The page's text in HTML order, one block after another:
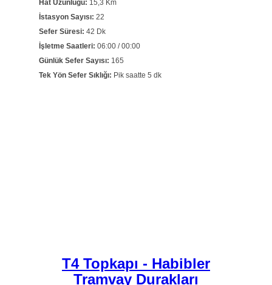
Hat Uzunluğu: 15,3 Km
İstasyon Sayısı: 22
Sefer Süresi: 42 Dk
İşletme Saatleri: 06:00 / 00:00
Günlük Sefer Sayısı: 165
Tek Yön Sefer Sıklığı: Pik saatte 5 dk
T4 Topkapı - Habibler
Tramvay Durakları